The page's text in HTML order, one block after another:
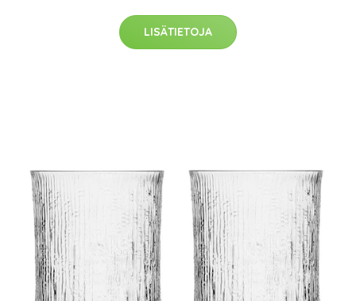
LISÄTIETOJA